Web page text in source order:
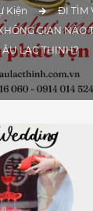
Kiện
ĐI TÌM
GIAN NÀO
ÂU LẠC THỊNH?